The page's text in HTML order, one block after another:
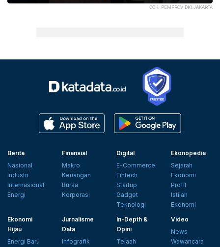
DOK. PEMPROV DKI JAKARTA
Berita
Nasional
Industri
Internasional
Energi
Finansial
Makro
Keuangan
Bursa
Korporasi
Digital
E-Commerce
Fintech
Startup
Gadget
Teknologi
Ekonopedia
Sejarah
Ekonomi
Profil
Istilah
Ekonomi
Ekonomi
Hijau
Energi Baru
Jurnalisme
Data
Infografik
In-Depth &
Opini
Telaah
Video
News
Wawancara